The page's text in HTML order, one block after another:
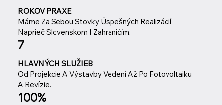
ROKOV PRAXE
Máme Za Sebou Stovky Úspešných Realizácií
Naprieč Slovenskom I Zahraničím.
7
HLAVNÝCH SLUŽIEB
Od Projekcie A Výstavby Vedení Až Po Fotovoltaiku
A Revízie.
100%